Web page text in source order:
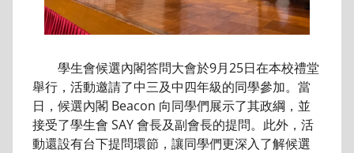
學生會候選內閣答問大會於9月25日在本校禮堂
舉行，活動邀請了中三及中四年級的同學參加。當
日，候選內閣 Beacon 向同學們展示了其政綱，並
接受了學生會 SAY 會長及副會長的提問。此外，活
動還設有台下提問環節，讓同學們更深入了解候選